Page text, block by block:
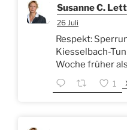
Susanne C.
26 Juli
Respekt:
Kiesselbach-
Woche früher
1